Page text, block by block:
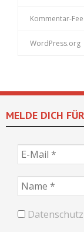
Kommentar-
WordPress.org
MELDE DICH